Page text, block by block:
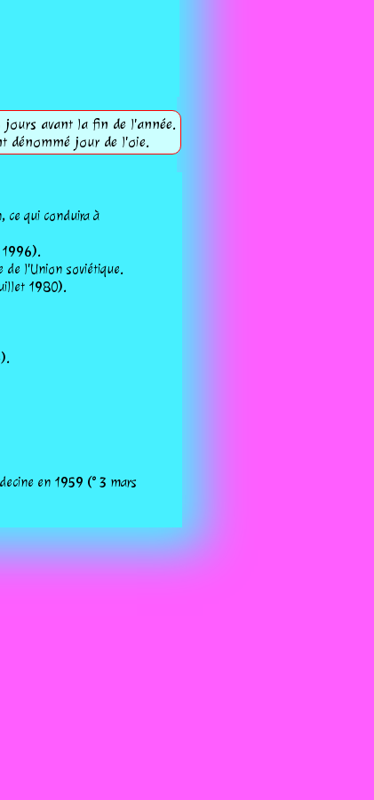
jours avant la fin de l'année.
dénommé jour de l'oie.
ce qui conduira à
1996).
de l'Union soviétique.
1980).
en 1959 (° 3 mars